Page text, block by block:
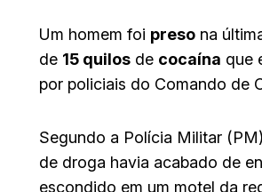
Um homem foi preso na
de 15 quilos de cocaína que
por policiais do Comando de
Segundo a Polícia Militar
de droga havia acabado de
escondido em um motel da